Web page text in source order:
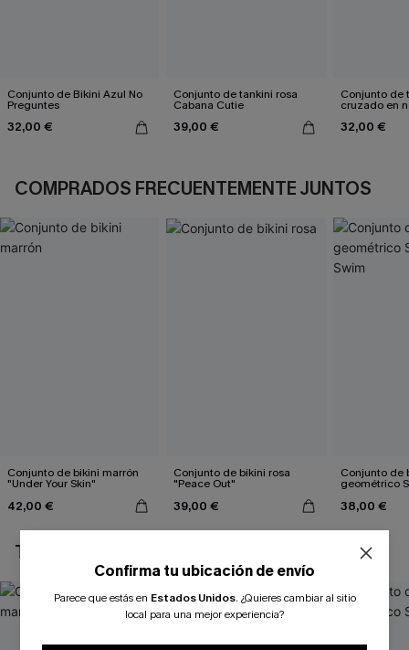
Conjunto de Bikini Azul No
Preguntes
32,00 €
Conjunto de tankini rosa
Cabana Cutie
39,00 €
Conjunto de
cruzado en
talle alto
32,00 €
COMPRADOS FRECUENTEMENTE JUNTOS
Conjunto de bikini marrón
"Under Your Skin"
42,00 €
Conjunto de bikini rosa
"Peace Out"
39,00 €
Conjunto de
geométrico
38,00 €
TAMBIÉN TE PUEDE GUSTAR
Confirma tu ubicación de envío
Parece que estás en Estados Unidos. ¿Quieres cambiar al sitio
local para una mejor experiencia?